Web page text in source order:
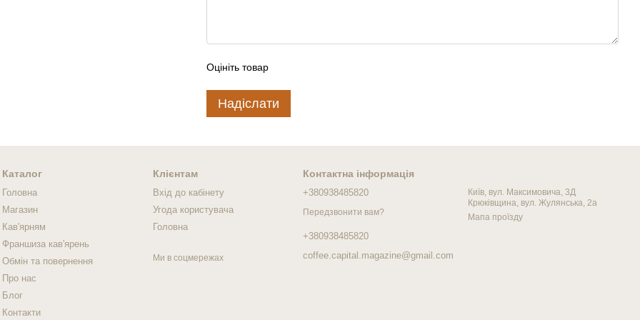
Оцініть товар
Надіслати
Каталог
Головна
Магазин
Кав'ярням
Франшиза кав'ярень
Обмін та повернення
Про нас
Блог
Контакти
Клієнтам
Вхід до кабінету
Угода користувача
Головна
Ми в соцмережах
Контактна інформація
+380938485820
Передзвонити вам?
+380938485820
coffee.capital.magazine@gmail.com
Київ, вул. Максимовича, 3Д
Крюківщина, вул. Жулянська, 2а
Мапа проїзду